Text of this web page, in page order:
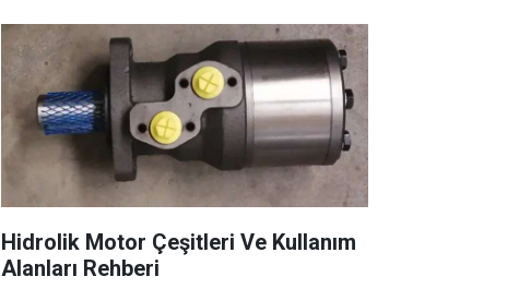
Hidrolik Motor Çeşitleri Ve Kullanım
Alanları Rehberi